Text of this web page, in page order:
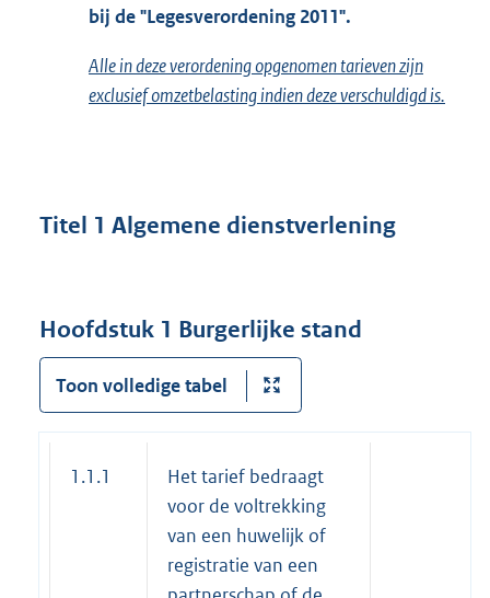
bij de "Legesverordening 2011".
Alle in deze verordening opgenomen tarieven zijn
exclusief omzetbelastingindien deze verschuldigd is.
Titel 1 Algemene dienstverlening
Hoofdstuk 1 Burgerlijke stand
Toon volledige tabel
1.1.1
Het tarief bedraagt
voor de voltrekking
van een huwelijk of
registratie van een